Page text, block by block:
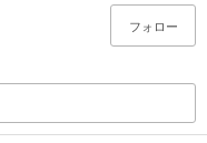
フォロー